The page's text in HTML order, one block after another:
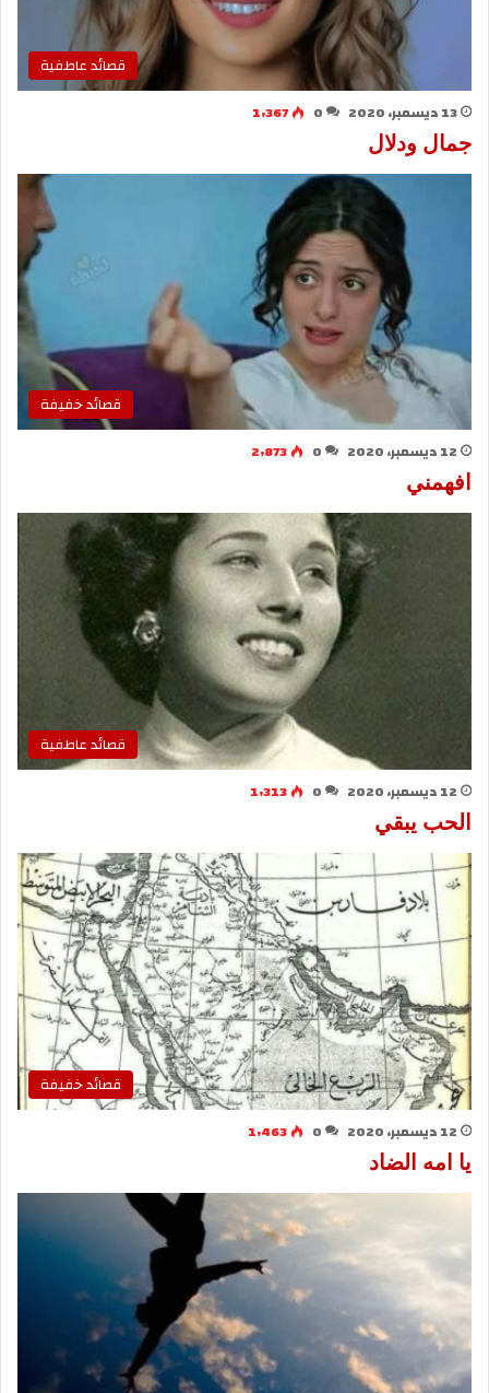
قصائد عاطفية
13 ديسمبر، 2020 0
1٬367
جمال ودلال
قصائد خفيفة
12 ديسمبر، 2020 0
2٬873
افهمني
قصائد عاطفية
12 ديسمبر، 2020 0
1٬313
الحب يبقي
قصائد خفيفة
12 ديسمبر، 2020 0
1٬463
يا امه الضاد